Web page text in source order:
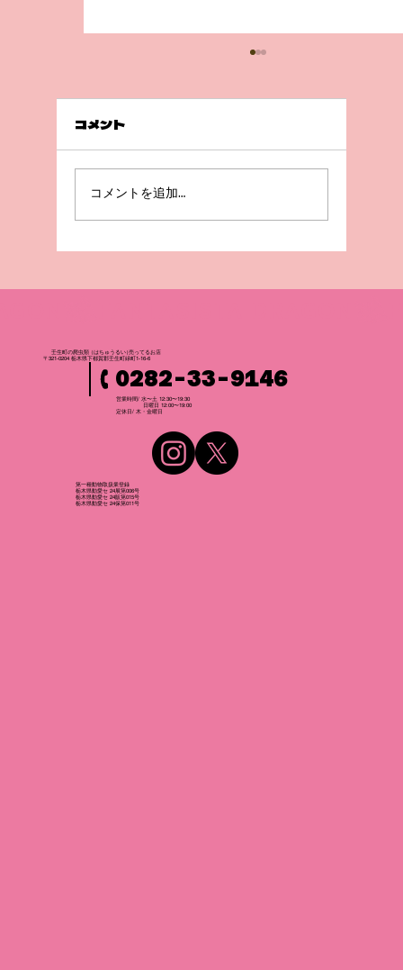
急成長😲！
コメント
コメントを追加…
壬生町の爬虫類（はちゅうるい）売ってるお店
〒321-0204 栃木県下都賀郡壬生町緑町1-16-6
0282-33-9146
営業時間/ 水〜土 12:30〜19:30
日曜日 12:00〜19:00
​定休日/ 木・金曜日
第一種動物取扱業登録
栃木県動愛セ 24展第006号
栃木県動愛セ 24販第015号
栃木県動愛セ 24保第011号